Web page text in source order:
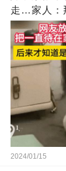
走…家人：
2024/01/15